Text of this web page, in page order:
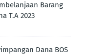
Barang
T.A 2023
Dana BOS